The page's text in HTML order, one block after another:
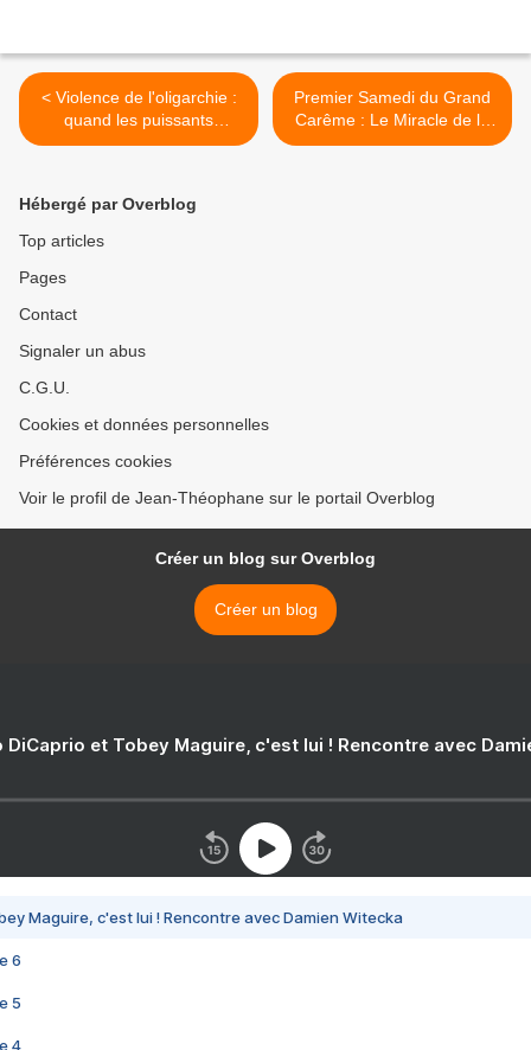
< Violence de l'oligarchie :
quand les puissants
méprisent le pays réel.
Premier Samedi du Grand
Carême : Le Miracle de la
Bouillie de blé >
Hébergé par Overblog
Top articles
Pages
Contact
Signaler un abus
C.G.U.
Cookies et données personnelles
Préférences cookies
Voir le profil de Jean-Théophane sur le portail Overblog
Créer un blog sur Overblog
Créer un blog
DiCaprio et Tobey Maguire, c'est lui ! Rencontre avec
Maguire, c'est lui ! Rencontre avec Damien Witecka
6
5
4